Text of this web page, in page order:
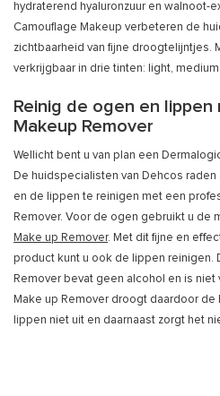
hydraterend hyaluronzuur en walnoot-
Camouflage Makeup verbeteren de
zichtbaarheid van fijne droogtelijntjes.
verkrijgbaar in drie tinten: light,
Reinig de ogen en
Makeup Remover
Wellicht bent u van plan een
De huidspecialisten van Dehcos
en de lippen te reinigen met een
Remover. Voor de ogen gebruikt u de
Make up Remover. Met dit fijne en
product kunt u ook de lippen reinigen.
Remover bevat geen alcohol en is niet
Make up Remover droogt daardoor
lippen niet uit en daarnaast zorgt het